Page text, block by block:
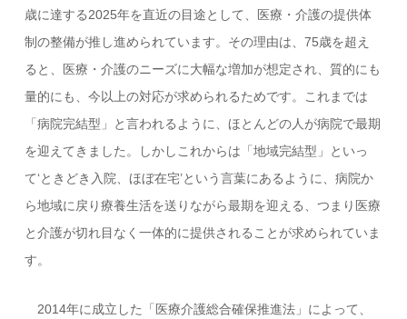
歳に達する2025年を直近の目途として、医療・介護の提供体
制の整備が推し進められています。その理由は、75歳を超え
ると、医療・介護のニーズに大幅な増加が想定され、質的にも
量的にも、今以上の対応が求められるためです。これまでは
「病院完結型」と言われるように、ほとんどの人が病院で最期
を迎えてきました。しかしこれからは「地域完結型」といっ
て‘ときどき入院、ほぼ在宅’という言葉にあるように、病院か
ら地域に戻り療養生活を送りながら最期を迎える、つまり医療
と介護が切れ目なく一体的に提供されることが求められていま
す。
2014年に成立した「医療介護総合確保推進法」によって、